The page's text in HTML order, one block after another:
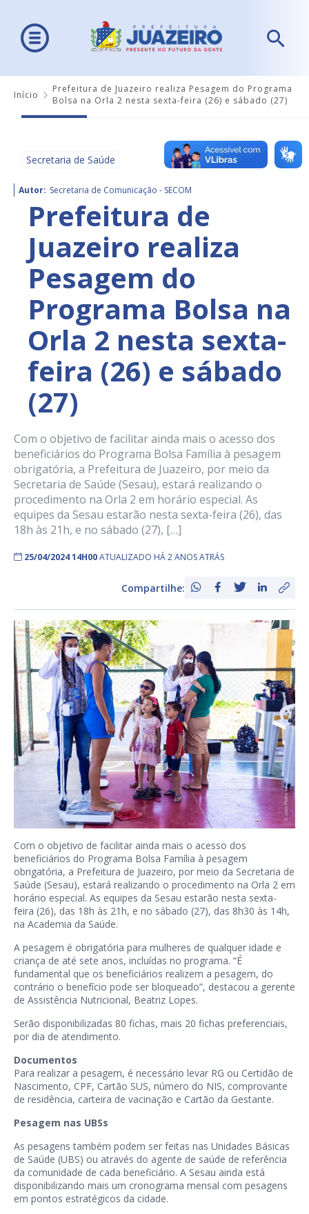
Início
Prefeitura de Juazeiro realiza Pesagem do Programa
Bolsa na Orla 2 nesta sexta-feira (26) e sábado (27)
Secretaria de Saúde
Autor: Secretaria de Comunicação - SECOM
Prefeitura de
Juazeiro realiza
Pesagem do
Programa Bolsa na
Orla 2 nesta sexta-
feira (26) e sábado
(27)
Com o objetivo de facilitar ainda mais o acesso dos
beneficiários do Programa Bolsa Família à pesagem
obrigatória, a Prefeitura de Juazeiro, por meio da
Secretaria de Saúde (Sesau), estará realizando o
procedimento na Orla 2 em horário especial. As
equipes da Sesau estarão nesta sexta-feira (26), das
18h às 21h, e no sábado (27), […]
25/04/2024 14H00ATUALIZADO HÁ 2 ANOS ATRÁS
Compartilhe:
Com o objetivo de facilitar ainda mais o acesso dos
beneficiários do Programa Bolsa Família à pesagem
obrigatória, a Prefeitura de Juazeiro, por meio da Secretaria de
Saúde (Sesau), estará realizando o procedimento na Orla 2 em
horário especial. As equipes da Sesau estarão nesta sexta-
feira (26), das 18h às 21h, e no sábado (27), das 8h30 às 14h,
na Academia da Saúde.
A pesagem é obrigatória para mulheres de qualquer idade e
criança de até sete anos, incluídas no programa. “É
fundamental que os beneficiários realizem a pesagem, do
contrário o benefício pode ser bloqueado”, destacou a gerente
de Assistência Nutricional, Beatriz Lopes.
Serão disponibilizadas 80 fichas, mais 20 fichas preferenciais,
por dia de atendimento.
Documentos
Para realizar a pesagem, é necessário levar RG ou Certidão de
Nascimento, CPF, Cartão SUS, número do NIS, comprovante
de residência, carteira de vacinação e Cartão da Gestante.
Pesagem nas UBSs
As pesagens também podem ser feitas nas Unidades Básicas
de Saúde (UBS) ou através do agente de saúde de referência
da comunidade de cada beneficiário. A Sesau ainda está
disponibilizando mais um cronograma mensal com pesagens
em pontos estratégicos da cidade.